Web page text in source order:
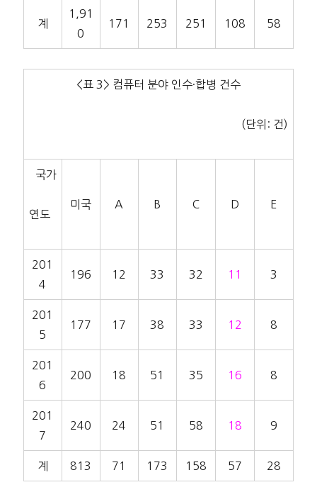
계
1,91
0
171 253 251 108 58
<표 3> 컴퓨터 분야 인수·합병 건수
(단위: 건)
국가
연도
미국 A B C D E
201
4
196 12 33 32 11 3
201
5
177 17 38 33 12 8
201
6
200 18 51 35 16 8
201
7
240 24 51 58 18 9
계 813 71 173 158 57 28